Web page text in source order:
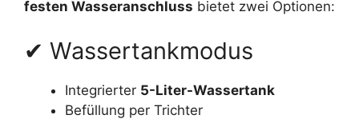
festen Wasseranschluss bietet zwei Optionen:
✔ Wassertankmodus
Integrierter 5-Liter-Wassertank
Befüllung per Trichter